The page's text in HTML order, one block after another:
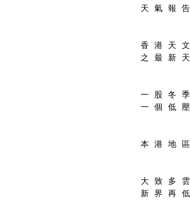
天 氣 報 告
香 港 天
之 最 新
一 股 冬
一 個 低
本 港 地
大 致 多
新 界 再